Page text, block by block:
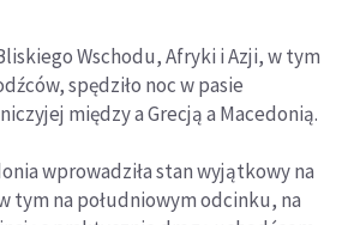
Wschodu, Afryki i Azji, w tym
spędziło noc w pasie
między a Grecją a Macedonią.
wprowadziła stan wyjątkowy na
tym na południowym odcinku, na